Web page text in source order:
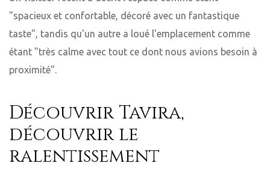
"spacieux et confortable, décoré avec un fantastique
taste", tandis qu'un autre a loué l'emplacement comme
étant "très calme avec tout ce dont nous avions besoin à
proximité".
Découvrir Tavira,
découvrir le
ralentissement